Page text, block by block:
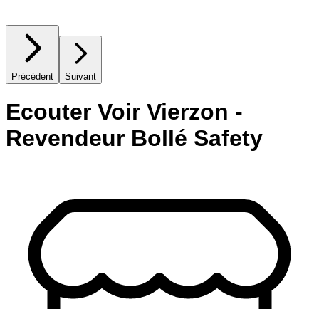
Précédent Suivant
Ecouter Voir Vierzon -
Revendeur Bollé Safety